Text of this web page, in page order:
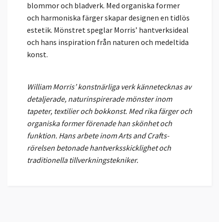
blommor och bladverk. Med organiska former
och harmoniska färger skapar designen en tidlös
estetik. Mönstret speglar Morris’ hantverksideal
och hans inspiration från naturen och medeltida
konst.
William Morris’ konstnärliga verk kännetecknas av
detaljerade, naturinspirerade mönster inom
tapeter, textilier och bokkonst. Med rika färger och
organiska former förenade han skönhet och
funktion. Hans arbete inom Arts and Crafts-
rörelsen betonade hantverksskicklighet och
traditionella tillverkningstekniker.